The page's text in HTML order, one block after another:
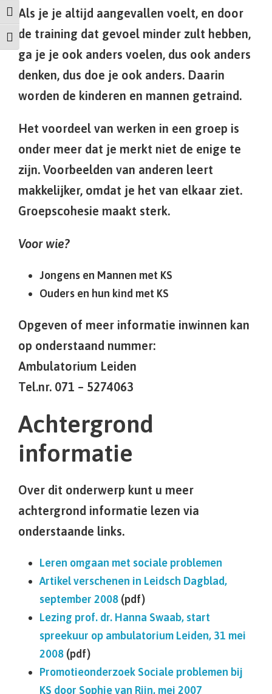
Keuze voor hoog contrast
Kies grootte van het lettertype
Als je je altijd aangevallen voelt, en door
de training dat gevoel minder zult hebben,
ga je je ook anders voelen, dus ook anders
denken, dus doe je ook anders. Daarin
worden de kinderen en mannen getraind.
Het voordeel van werken in een groep is
onder meer dat je merkt niet de enige te
zijn. Voorbeelden van anderen leert
makkelijker, omdat je het van elkaar ziet.
Groepscohesie maakt sterk.
Voor wie?
Jongens en Mannen met KS
Ouders en hun kind met KS
Opgeven of meer informatie inwinnen kan
op onderstaand nummer:
Ambulatorium Leiden
Tel.nr. 071 – 5274063
Achtergrond
informatie
Over dit onderwerp kunt u meer
achtergrond informatie lezen via
onderstaande links.
Leren omgaan met sociale problemen
Artikel verschenen in Leidsch Dagblad,
september 2008 (pdf)
Lezing prof. dr. Hanna Swaab, start
spreekuur op ambulatorium Leiden, 31 mei
2008 (pdf)
Promotieonderzoek Sociale problemen bij
KS door Sophie van Rijn, mei 2007